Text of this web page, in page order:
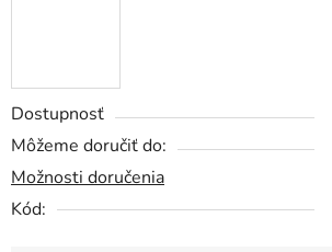
Dostupnosť
Môžeme doručiť do:
Možnosti doručenia
Kód: